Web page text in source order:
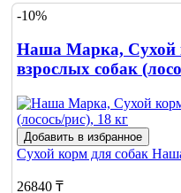
-10%
Наша Марка, Сухой
взрослых собак
Добавить в избранное
Сухой корм для собак
26840 ₸